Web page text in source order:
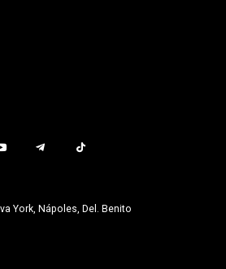
York, Nápoles, Del. Benito